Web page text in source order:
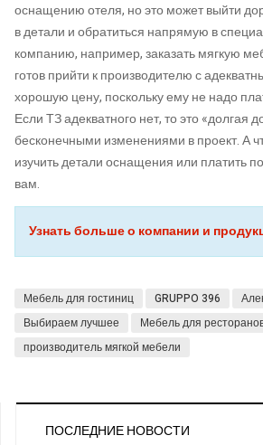
оснащению отеля, но это может выйти
в детали и обратиться напрямую в
компанию, например, заказать мягкую
готов прийти к производителю с
хорошую цену, поскольку ему не надо
Если ТЗ адекватного нет, то это «долгая
бесконечными изменениями в проект. А
изучить детали оснащения или платить
вам.
Узнать больше о компании и
Мебель для гостиниц GRUPPO 396
Выбираем лучшее
Мебель для
производитель мягкой мебели
ПОСЛЕДНИЕ НОВОСТИ